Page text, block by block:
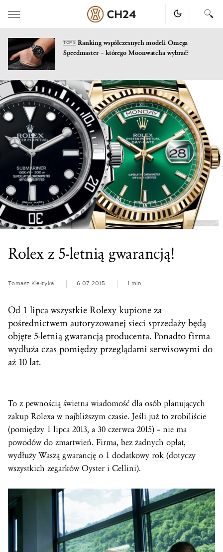
Skip
to
content
TOP 5Ranking współczesnych modeli Omega
Speedmaster – którego Moonwatcha wybrać?
Rolex z 5-letnią gwarancją!
Tomasz Kiełtyka 6.07.2015 1 min.
Od 1 lipca wszystkie Rolexy kupione za
pośrednictwem autoryzowanej sieci sprzedaży będą
objęte 5-letnią gwarancją producenta. Ponadto firma
wydłuża czas pomiędzy przeglądami serwisowymi do
aż 10 lat.
To z pewnością świetna wiadomość dla osób planujących
zakup Rolexa w najbliższym czasie. Jeśli już to zrobiliście
(pomiędzy 1 lipca 2013, a 30 czerwca 2015) – nie ma
powodów do zmartwień. Firma, bez żadnych opłat,
wydłuży Waszą gwarancję o 1 dodatkowy rok (dotyczy
wszystkich zegarków Oyster i Cellini).